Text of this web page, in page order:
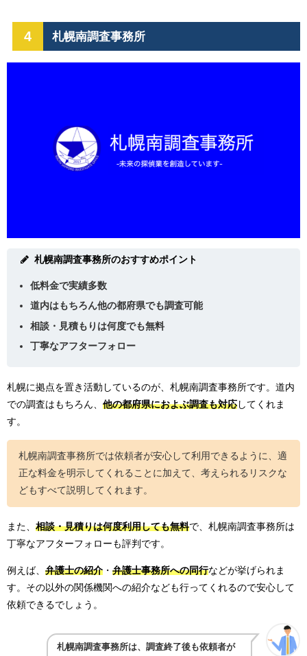
4 札幌南調査事務所
札幌南調査事務所のおすすめポイント
低料金で実績多数
道内はもちろん他の都府県でも調査可能
相談・見積もりは何度でも無料
丁寧なアフターフォロー
札幌に拠点を置き活動しているのが、札幌南調査事務所です。道内
での調査はもちろん、 他の都府県におよぶ調査も対応 してくれま
す。
札幌南調査事務所では依頼者が安心して利用できるように、適
正な料金を明示してくれることに加えて、考えられるリスクな
どもすべて説明してくれます。
また、 相談・見積りは何度利用しても無料で、札幌南調査事務所は
丁寧なアフターフォローも評判です。
例えば、 弁護士の紹介 ・ 弁護士事務所への同行などが挙げられま
す。その以外の関係機関への紹介なども行ってくれるので安心して
依頼できるでしょう。
札幌南調査事務所は、調査終了後も依頼者が